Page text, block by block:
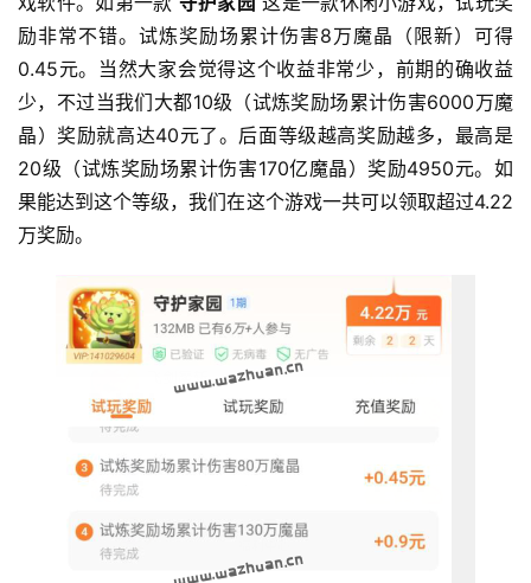
登录 注册
励非常不错。试炼奖励场累计伤害8万魔晶（限新）可得
0.45元。当然大家会觉得这个收益非常少，前期的确收益
少，不过当我们大都10级（试炼奖励场累计伤害6000万魔
晶）奖励就高达40元了。后面等级越高奖励越多，最高是
20级（试炼奖励场累计伤害170亿魔晶）奖励4950元。如
果能达到这个等级，我们在这个游戏一共可以领取超过4.22
万奖励。